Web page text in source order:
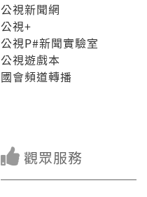
公視新聞網
公視+
公視P#新聞實驗室
公視遊戲本
國會頻道轉播
觀眾服務